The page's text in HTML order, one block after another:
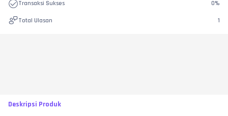
Transaksi Sukses 0%
Total Ulasan 1
Deskripsi Produk